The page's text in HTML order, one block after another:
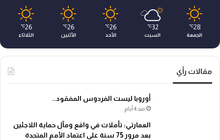
28
℃
الجمعة
32
℃
السبت
26
℃
الأحد
26
℃
الأثنين
26
℃
الثلاثاء
مقالات رأي
أوروبا ليست الفردوس المفقود..
منذ 4 أيام
العمارتي: تأملات في واقع ومآل حماية اللاجئين
بعد مرور 75 سنة على اعتماد الأمم المتحدة